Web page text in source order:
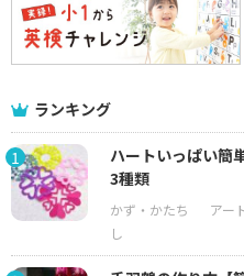
ランキング
1
ハートいっぱい簡
3種類